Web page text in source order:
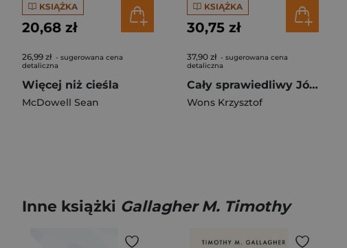
KSIĄŻKA
20,68 zł
26,99 zł - sugerowana cena
detaliczna
Więcej niż cieśla
McDowell Sean
KSIĄŻKA
30,75 zł
37,90 zł - sugerowana cena
detaliczna
Cały sprawiedliwy Józef
Wons Krzysztof
Inne książki Gallagher M. Timothy